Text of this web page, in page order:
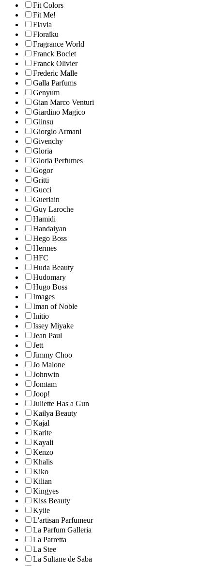
Fit Colors
Fit Me!
Flavia
Floraïku
Fragrance World
Franck Boclet
Franck Olivier
Frederic Malle
Galla Parfums
Genyum
Gian Marco Venturi
Giardino Magico
Giinsu
Giorgio Armani
Givenchy
Gloria
Gloria Perfumes
Gogor
Gritti
Gucci
Guerlain
Guy Laroche
Hamidi
Handaiyan
Hego Boss
Hermes
HFC
Huda Beauty
Hudomary
Hugo Boss
Images
Iman of Noble
Initio
Issey Miyake
Jean Paul
Jett
Jimmy Choo
Jo Malone
Johnwin
Jomtam
Joop!
Juliette Has a Gun
Kailya Beauty
Kajal
Karite
Kayali
Kenzo
Khalis
Kiko
Kilian
Kingyes
Kiss Beauty
Kylie
L'artisan Parfumeur
La Parfum Galleria
La Parretta
La Stee
La Sultane de Saba